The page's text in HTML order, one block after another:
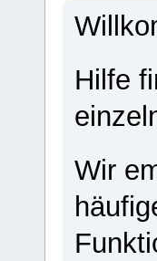
Hilfe
Wir